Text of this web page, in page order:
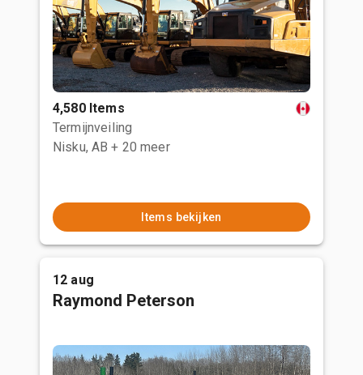
4,580 Items
Termijnveiling
Nisku, AB + 20 meer
Items bekijken
12 aug
Raymond Peterson